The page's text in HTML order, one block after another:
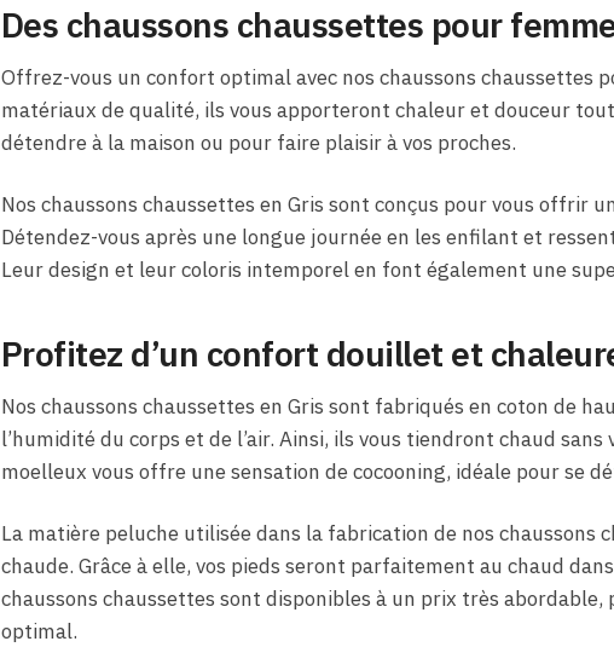
Des chaussons chaussettes pour
Offrez-vous un confort optimal avec nos chaussons chaussettes
matériaux de qualité, ils vous apporteront chaleur et douceur
détendre à la maison ou pour faire plaisir à vos proches.
Nos chaussons chaussettes en Gris sont conçus pour vous offrir
Détendez-vous après une longue journée en les enfilant et
Leur design et leur coloris intemporel en font également une
Profitez d’un confort douillet et
Nos chaussons chaussettes en Gris sont fabriqués en coton de
l’humidité du corps et de l’air. Ainsi, ils vous tiendront chaud
moelleux vous offre une sensation de cocooning, idéale pour se
La matière peluche utilisée dans la fabrication de nos chaussons
chaude. Grâce à elle, vos pieds seront parfaitement au chaud
chaussons chaussettes sont disponibles à un prix très
optimal.